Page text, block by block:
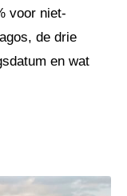
voor niet-
de drie
en wat